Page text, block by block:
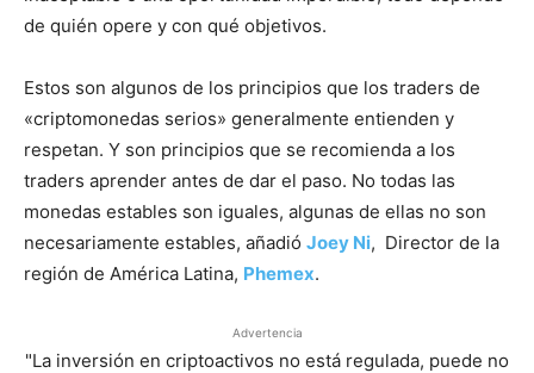
de quién opere y con qué objetivos.
Estos son algunos de los principios que los traders de
«criptomonedas serios» generalmente entienden y
respetan. Y son principios que se recomienda a los
traders aprender antes de dar el paso. No todas las
monedas estables son iguales, algunas de ellas no son
necesariamente estables, añadió Joey Ni, Director de la
región de América Latina, Phemex.
Advertencia
"La inversión en criptoactivos no está regulada, puede no